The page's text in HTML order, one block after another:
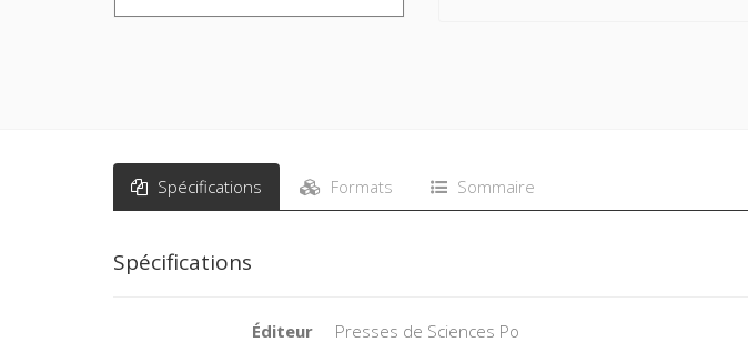
Spécifications Formats Sommaire
Spécifications
Éditeur
Presses de Sciences Po